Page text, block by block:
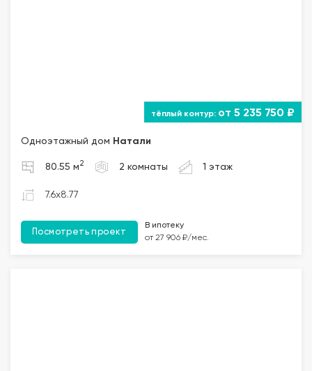
от 5 235 750 ₽
Одноэтажный дом Натали
80.55 м 2 2 комнаты 1 этаж
7.6x8.77
Посмотреть проект
В ипотеку
от 27 906 ₽/мес.